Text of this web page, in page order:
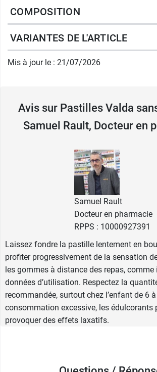
désagréables.
Depuis 1988, Valda commercialise
sans sucre de ses célèbres pastilles.
repose sur deux substituts du sucre,
le
pour la gorge sont ainsi
compatibles avec un régime
Attention cependant à ne pas en
Posologie des pastilles
Chez l'adulte :10 à 15 gommes par
jour au maximum.
Il est recommandé de consommer
lentement et à distance des repas.
Caractéristiques :
Sans sucres
COMPOSITION
VARIANTES DE L'ARTICLE
Mis à jour le : 21/07/2026
Avis sur Pastilles Valda
Samuel Rault, Docteur en
Samuel Rault
Docteur en pharmacie
RPPS : 10000927391
Laissez fondre la pastille lentement en
profiter progressivement de la sensation
les gommes à distance des repas,
données d’utilisation. Respectez la
recommandée, surtout chez l’enfant de 6
consommation excessive, les édulcorants
provoquer des effets laxatifs.